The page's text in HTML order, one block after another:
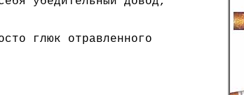
глюк отравленного